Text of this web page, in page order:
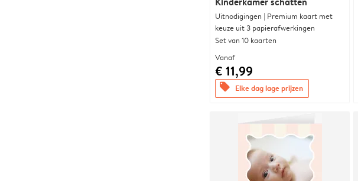
Uitnodigingen | Premium kaart met
keuze uit 3 papierafwerkingen
Set van 10 kaarten
Vanaf
€ 11,99
offers Elke dag lage prijzen